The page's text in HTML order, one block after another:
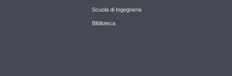
Scuola di Ingegneria
Biblioteca